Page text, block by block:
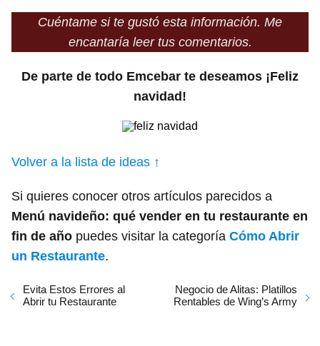
Cuéntame si te gustó esta información. Me
encantaría leer tus comentarios.
De parte de todo Emcebar te deseamos ¡Feliz
navidad!
Volver a la lista de ideas ↑
Si quieres conocer otros artículos parecidos a
Menú navideño: qué vender en tu restaurante en
fin de año puedes visitar la categoría Cómo Abrir
un Restaurante.
Evita Estos Errores al
Abrir tu Restaurante
Negocio de Alitas: Platillos
Rentables de Wing’s Army